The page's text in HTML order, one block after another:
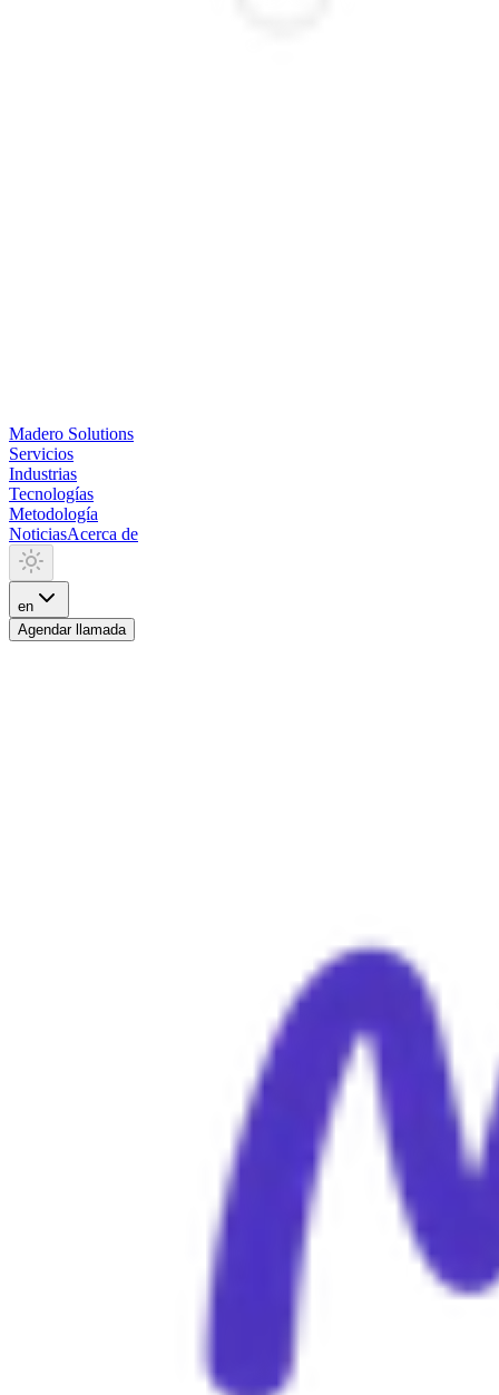
Madero Solutions
Servicios
Industrias
Tecnologías
Metodología
NoticiasAcerca de
en
Agendar llamada